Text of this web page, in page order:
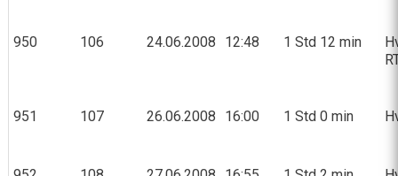
950 106 24.06.2008 12:48 1 Std 12 min
951 107 26.06.2008 16:00 1 Std 0 min